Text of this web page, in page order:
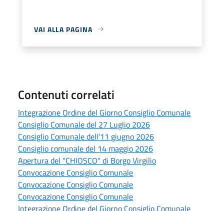
VAI ALLA PAGINA
Contenuti correlati
Integrazione Ordine del Giorno Consiglio Comunale
Consiglio Comunale del 27 Luglio 2026
Consiglio Comunale dell'11 giugno 2026
Consiglio comunale del 14 maggio 2026
Apertura del "CHIOSCO" di Borgo Virgilio
Convocazione Consiglio Comunale
Convocazione Consiglio Comunale
Convocazione Consiglio Comunale
Integrazione Ordine del Giorno Consiglio Comunale